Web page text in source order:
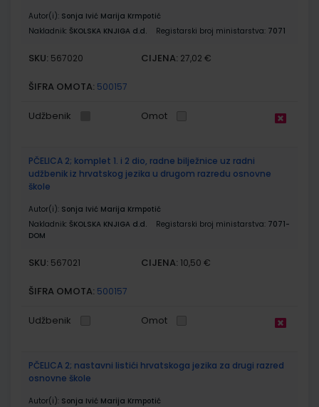
Autor(i): Sonja Ivić Marija Krmpotić
Nakladnik: ŠKOLSKA KNJIGA d.d. Registarski broj ministarstva: 7071
SKU: 567020 CIJENA: 27,02 €
ŠIFRA OMOTA: 500157
Udžbenik Omot
PČELICA 2; komplet 1. i 2 dio, radne bilježnice uz radni
udžbenik iz hrvatskog jezika u drugom razredu osnovne
škole
Autor(i): Sonja Ivić Marija Krmpotić
Nakladnik: ŠKOLSKA KNJIGA d.d. Registarski broj ministarstva: 7071-
DOM
SKU: 567021 CIJENA: 10,50 €
ŠIFRA OMOTA: 500157
Udžbenik Omot
PČELICA 2; nastavni listići hrvatskoga jezika za drugi razred
osnovne škole
Autor(i): Sonja Ivić Marija Krmpotić